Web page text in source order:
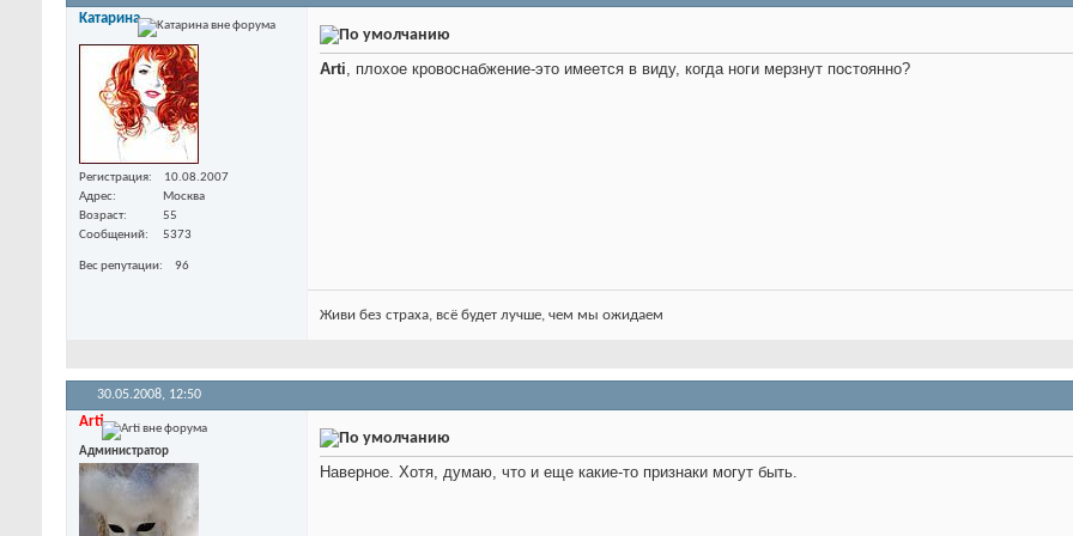
Kатарина
Регистрация
10.08.2007
Адрес
Москва
Возраст
55
Сообщений
5373
Вес репутации 96
Arti , плохое кровоснабжение-это имеется в виду, когда ноги мерзнут постоянно?
Живи без страха, всё будет лучше, чем мы ожидаем
30.05.2008, 12:50
Arti
Администратор
Наверное. Хотя, думаю, что и еще какие-то признаки могут быть.